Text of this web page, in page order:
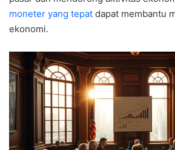
moneter yang tepat dapat membantu
ekonomi.